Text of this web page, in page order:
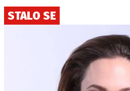
STALO SE